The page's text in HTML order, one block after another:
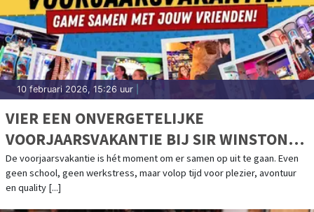
10 februari 2026, 15:26 uur
VIER EEN ONVERGETELIJKE
VOORJAARSVAKANTIE BIJ SIR WINSTON
FUN & GAMES!
De voorjaarsvakantie is hét moment om er samen op uit te gaan. Even
geen school, geen werkstress, maar volop tijd voor plezier, avontuur
en quality [...]